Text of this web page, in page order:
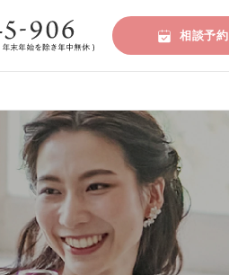
相談予約